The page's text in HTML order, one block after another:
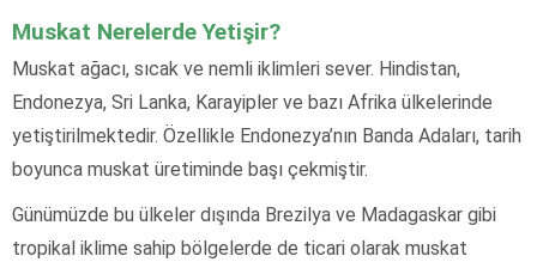
Muskat Nerelerde Yetişir?
Muskat ağacı, sıcak ve nemli iklimleri sever. Hindistan,
Endonezya, Sri Lanka, Karayipler ve bazı Afrika ülkelerinde
yetiştirilmektedir. Özellikle Endonezya’nın Banda Adaları, tarih
boyunca muskat üretiminde başı çekmiştir.
Günümüzde bu ülkeler dışında Brezilya ve Madagaskar gibi
tropikal iklime sahip bölgelerde de ticari olarak muskat